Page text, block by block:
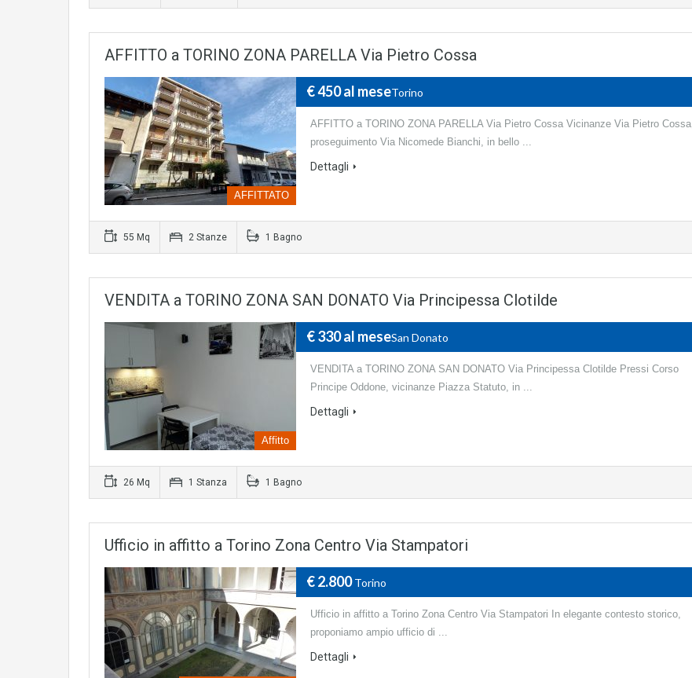
AFFITTO a TORINO ZONA PARELLA Via Pietro Cossa
AFFITTATO
€ 450 al meseTorino
AFFITTO a TORINO ZONA PARELLA Via Pietro Cossa Vicinanze Via Pietro Cossa,
proseguimento Via Nicomede Bianchi, in bello ...
Dettagli
55 Mq 2 Stanze 1 Bagno
VENDITA a TORINO ZONA SAN DONATO Via Principessa Clotilde
Affitto
€ 330 al meseSan Donato
VENDITA a TORINO ZONA SAN DONATO Via Principessa Clotilde Pressi Corso
Principe Oddone, vicinanze Piazza Statuto, in ...
Dettagli
26 Mq 1 Stanza 1 Bagno
Ufficio in affitto a Torino Zona Centro Via Stampatori
€ 2.800Torino
Ufficio in affitto a Torino Zona Centro Via Stampatori In elegante contesto storico,
proponiamo ampio ufficio di ...
Dettagli